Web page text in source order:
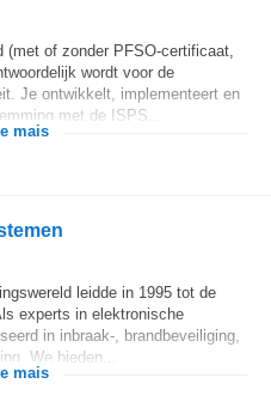
(met of zonder PFSO-certificaat,
wordt voor de
Je ontwikkelt, implementeert en
met de ISPS...
mais
leidde in 1995 tot de
experts in elektronische
in inbraak-, brandbeveiliging,
We bieden...
mais